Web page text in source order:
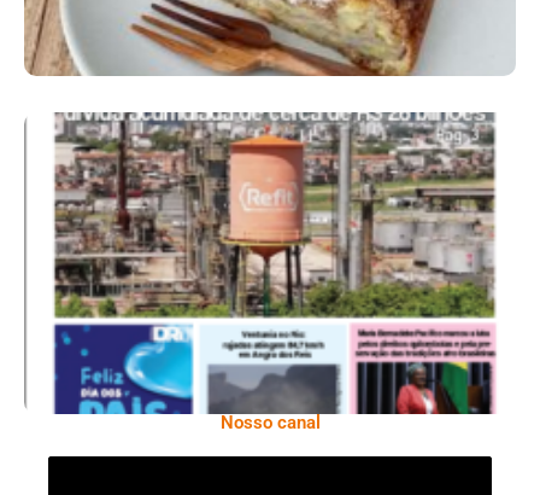
Ano X – Número 367 08 A 14 De Agosto De
2026
Nosso canal